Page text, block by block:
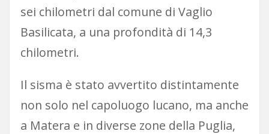
sei chilometri dal comune di Vaglio
Basilicata, a una profondità di 14,3
chilometri.
Il sisma è stato avvertito distintamente
non solo nel capoluogo lucano, ma anche
a Matera e in diverse zone della Puglia,